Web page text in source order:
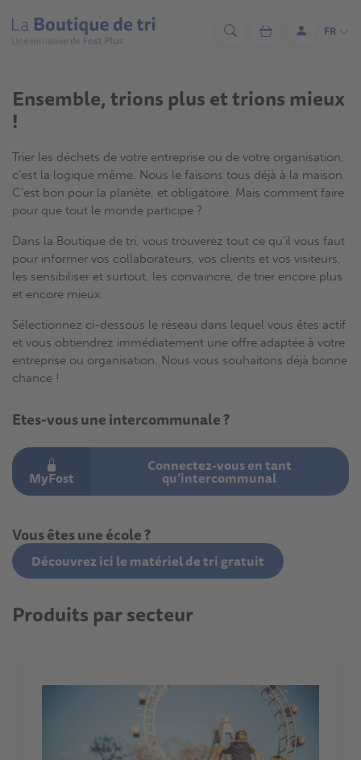
contenu
Rechercher
PanierSe FR
Ensemble, trions plus et trions mieux
!
Trier les déchets de votre entreprise ou de votre organisation,
c’est la logique même. Nous le faisons tous déjà à la maison.
C’est bon pour la planète, et obligatoire. Mais comment faire
pour que tout le monde participe ?
Dans la Boutique de tri, vous trouverez tout ce qu’il vous faut
pour informer vos collaborateurs, vos clients et vos visiteurs,
les sensibiliser et surtout, les convaincre, de trier encore plus
et encore mieux.
Sélectionnez ci-dessous le réseau dans lequel vous êtes actif
et vous obtiendrez immédiatement une offre adaptée à votre
entreprise ou organisation. Nous vous souhaitons déjà bonne
chance !
Etes-vous une intercommunale ?
MyFost
Connectez-vous en tant
qu’intercommunal
Vous êtes une école ?
Découvrez ici le matériel de tri gratuit
Produits par secteur